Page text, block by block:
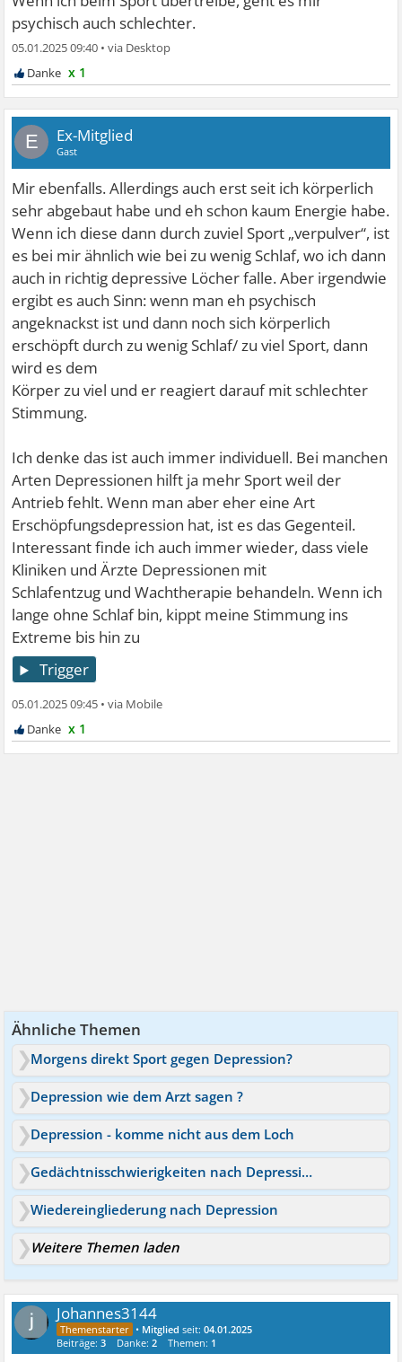
psychisch auch schlechter.
05.01.2025 09:40 •
x 1
E Ex-Mitglied
Gast
Mir ebenfalls. Allerdings auch erst seit ich körperlich
sehr abgebaut habe und eh schon kaum Energie habe.
Wenn ich diese dann durch zuviel Sport „verpulver“, ist
es bei mir ähnlich wie bei zu wenig Schlaf, wo ich dann
auch in richtig depressive Löcher falle. Aber irgendwie
ergibt es auch Sinn: wenn man eh psychisch
angeknackst ist und dann noch sich körperlich
erschöpft durch zu wenig Schlaf/ zu viel Sport, dann
wird es dem
Körper zu viel und er reagiert darauf mit schlechter
Stimmung.
Ich denke das ist auch immer individuell. Bei manchen
Arten Depressionen hilft ja mehr Sport weil der
Antrieb fehlt. Wenn man aber eher eine Art
Erschöpfungsdepression hat, ist es das Gegenteil.
Interessant finde ich auch immer wieder, dass viele
Kliniken und Ärzte Depressionen mit
Schlafentzug und Wachtherapie behandeln. Wenn ich
lange ohne Schlaf bin, kippt meine Stimmung ins
Extreme bis hin zu
Trigger
05.01.2025 09:45 •
x 1
Ähnliche Themen
Morgens direkt Sport gegen Depression?
Depression wie dem Arzt sagen ?
Depression - komme nicht aus dem Loch
Gedächtnisschwierigkeiten nach Depression
Wiedereingliederung nach Depression
Weitere Themen laden
Johannes3144
• Mitglied seit:04.01.2025
Beiträge:3 Danke:2 Themen: 1